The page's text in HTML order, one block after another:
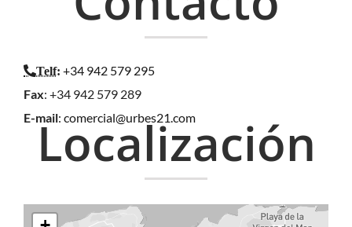
Localización
Telf: +34 942 579 295
Fax: +34 942 579 289
E-mail: comercial@urbes21.com